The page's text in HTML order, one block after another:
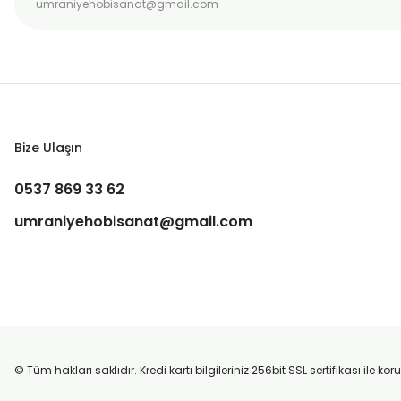
Bize Ulaşın
0537 869 33 62
umraniyehobisanat@gmail.com
© Tüm hakları saklıdır. Kredi kartı bilgileriniz 256bit SSL sertifikası ile